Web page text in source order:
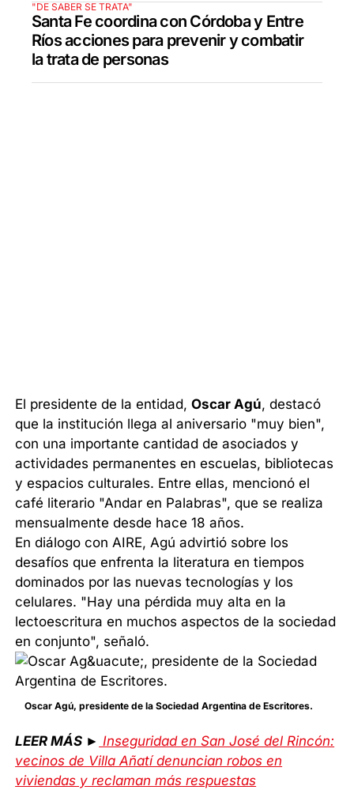
"DE SABER SE TRATA"
Santa Fe coordina con Córdoba y Entre
Ríos acciones para prevenir y combatir
la trata de personas
El presidente de la entidad,Oscar Agú, destacó
que la institución llega al aniversario "muy bien",
con una importante cantidad de asociados y
actividades permanentes en escuelas, bibliotecas
y espacios culturales. Entre ellas, mencionó el
café literario "Andar en Palabras", que se realiza
mensualmente desde hace 18 años.
En diálogo con AIRE, Agú advirtió sobre los
desafíos que enfrenta la literatura en tiempos
dominados por las nuevas tecnologías y los
celulares. "Hay una pérdida muy alta en la
lectoescritura en muchos aspectos de la sociedad
en conjunto", señaló.
Oscar Agú, presidente de la Sociedad Argentina de Escritores.
LEER MÁS ► Inseguridad en San José del Rincón:
vecinos de Villa Añatí denuncian robos en
viviendas y reclaman más respuestas